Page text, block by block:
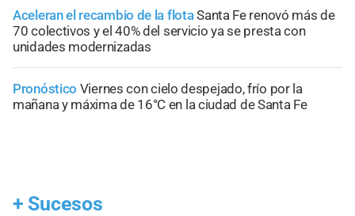
Aceleran el recambio de la flotaSanta Fe renovó más de
70 colectivos y el 40% del servicio ya se presta con
unidades modernizadas
Pronóstico Viernes con cielo despejado, frío por la
mañana y máxima de 16°C en la ciudad de Santa Fe
+ Sucesos